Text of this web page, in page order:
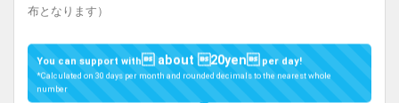
布となります）
You can support with about 20yenper day!
*Calculated on 30 days per month and rounded decimals to the nearest whole
number